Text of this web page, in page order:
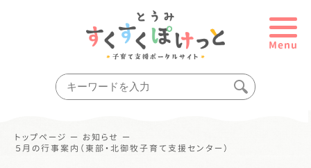
Menu
トップページ ー お知らせ ー
５月の行事案内（東部・北御牧子育て支援センター）